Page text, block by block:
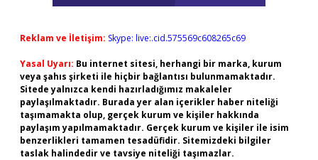
Reklam ve İletişim: Skype: live:.cid.575569c608265c69
Yasal Uyarı: Bu internet sitesi, herhangi bir marka, kurum
veya şahıs şirketi ile hiçbir bağlantısı bulunmamaktadır.
Sitede yalnızca kendi hazırladığımız makaleler
paylaşılmaktadır. Burada yer alan içerikler haber niteliği
taşımamakta olup, gerçek kurum ve kişiler hakkında
paylaşım yapılmamaktadır. Gerçek kurum ve kişiler ile isim
benzerlikleri tamamen tesadüfidir. Sitemizdeki bilgiler
taslak halindedir ve tavsiye niteliği taşımazlar.